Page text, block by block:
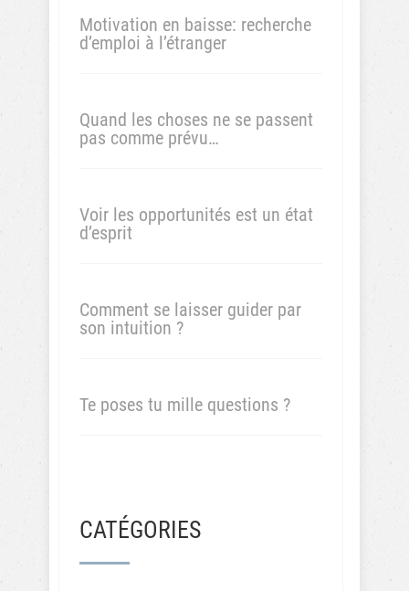
Motivation en baisse: recherche
d’emploi à l’étranger
Quand les choses ne se passent
pas comme prévu…
Voir les opportunités est un état
d’esprit
Comment se laisser guider par
son intuition ?
Te poses tu mille questions ?
CATÉGORIES